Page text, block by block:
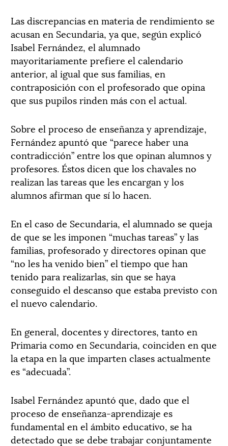
Las discrepancias en materia de rendimiento se
acusan en Secundaria, ya que, según explicó
Isabel Fernández, el alumnado
mayoritariamente prefiere el calendario
anterior, al igual que sus familias, en
contraposición con el profesorado que opina
que sus pupilos rinden más con el actual.
Sobre el proceso de enseñanza y aprendizaje,
Fernández apuntó que “parece haber una
contradicción” entre los que opinan alumnos y
profesores. Éstos dicen que los chavales no
realizan las tareas que les encargan y los
alumnos afirman que sí lo hacen.
En el caso de Secundaria, el alumnado se queja
de que se les imponen “muchas tareas” y las
familias, profesorado y directores opinan que
“no les ha venido bien” el tiempo que han
tenido para realizarlas, sin que se haya
conseguido el descanso que estaba previsto con
el nuevo calendario.
En general, docentes y directores, tanto en
Primaria como en Secundaria, coinciden en que
la etapa en la que imparten clases actualmente
es “adecuada”.
Isabel Fernández apuntó que, dado que el
proceso de enseñanza-aprendizaje es
fundamental en el ámbito educativo, se ha
detectado que se debe trabajar conjuntamente